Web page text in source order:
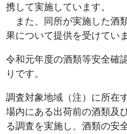
携して実施しています。
また、同所が実施した酒
果について提供を受けていま
令和元年度の酒類等安全確
りです。
調査対象地域（注）に所在
場内にある出荷前の酒類及
る調査を実施し、酒類の安